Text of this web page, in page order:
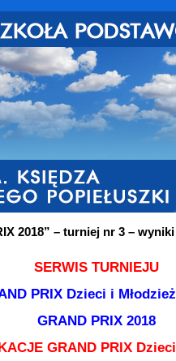
2018” – turniej nr 3 – wyniki
SERWIS TURNIEJU
PRIX Dzieci i
GRAND PRIX 2018
GRAND PRIX